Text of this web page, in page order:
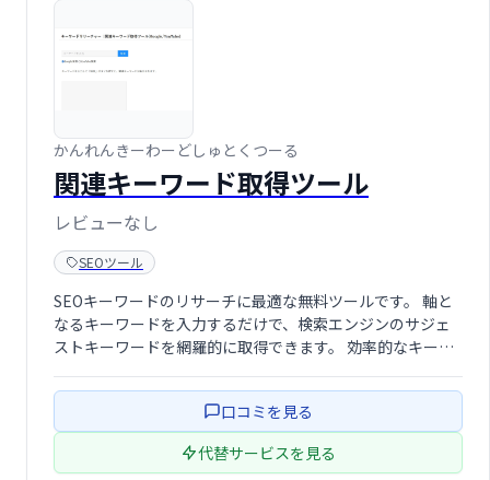
かんれんきーわーどしゅとくつーる
関連キーワード取得ツール
レビューなし
SEOツール
SEOキーワードのリサーチに最適な無料ツールです。 軸と
なるキーワードを入力するだけで、検索エンジンのサジェ
ストキーワードを網羅的に取得できます。 効率的なキーワ
料で利用できるので、まずはお気軽にお試しください。 多
くのキーワード候補か …口コミを見る
代替サービスを見る